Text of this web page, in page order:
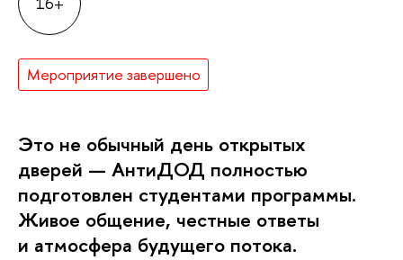
Мероприятие завершено
Это не обычный день открытых
дверей — АнтиДОД полностью
подготовлен студентами программы.
Живое общение, честные ответы
и атмосфера будущего потока.